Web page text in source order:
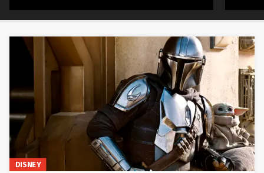
DISNEY